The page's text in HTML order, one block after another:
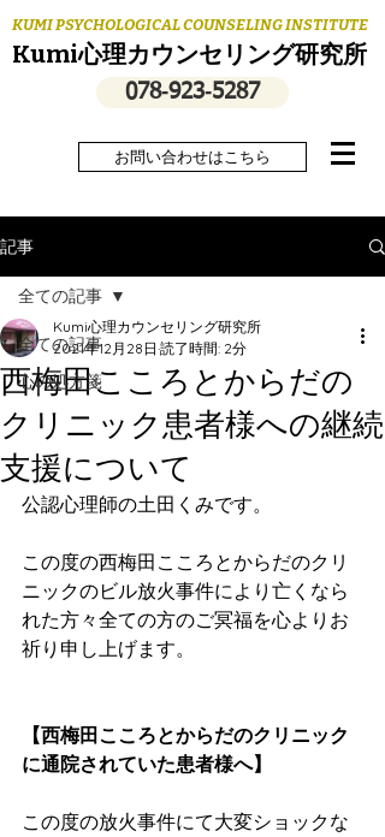
KUMI PSYCHOLOGICAL COUNSELING INSTITUTE
Kumi心理カウンセリング研究所
078‐923‐5287
お問い合わせはこちら
記事
全ての記事
心の処方箋
全ての記事
西梅田こころとからだの
クリニック患者様への継続
支援について
Kumi心理カウンセリング研究所
2021年12月28日 読了時間: 2分
公認心理師の土田くみです。
この度の西梅田こころとからだのクリ
ニックのビル放火事件により亡くなら
れた方々全ての方のご冥福を心よりお
祈り申し上げます。
【西梅田こころとからだのクリニック
に通院されていた患者様へ】
この度の放火事件にて大変ショックな